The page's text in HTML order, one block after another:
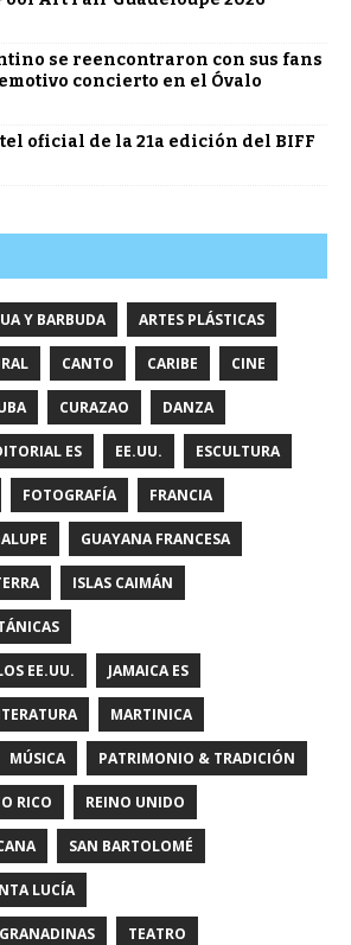
se reencontraron con sus fans
concierto en el Óvalo
oficial de la 21a edición del BIFF
Y BARBUDA ARTES PLÁSTICAS
CANTO CARIBE CINE
CURAZAO DANZA
ES EE.UU. ESCULTURA
FOTOGRAFÍA FRANCIA
GUAYANA FRANCESA
ISLAS CAIMÁN
EE.UU. JAMAICA ES
MARTINICA
MÚSICA PATRIMONIO & TRADICIÓN
RICO REINO UNIDO
SAN BARTOLOMÉ
LUCÍA
TEATRO